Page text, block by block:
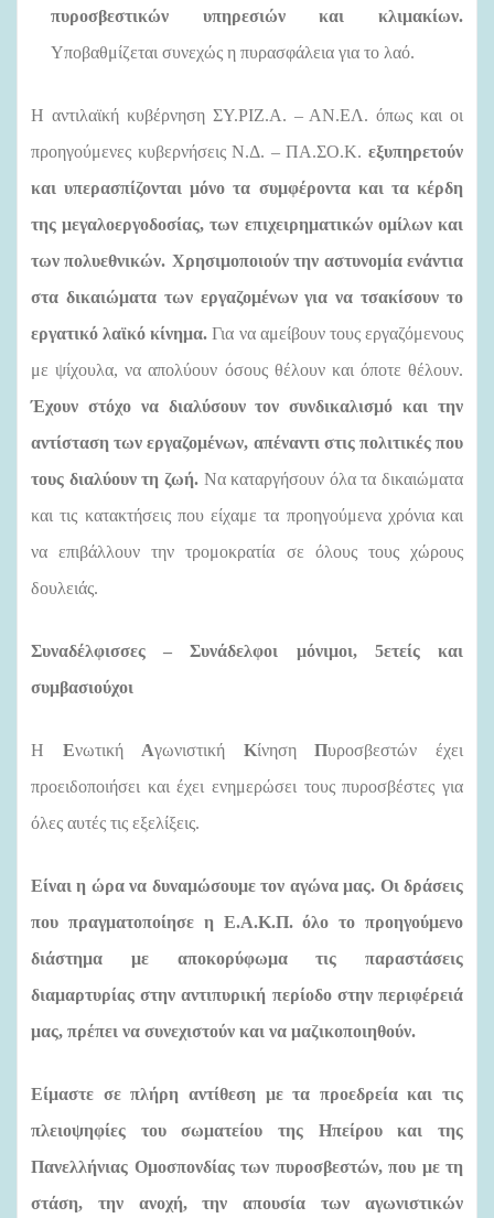
πυροσβεστικών υπηρεσιών και κλιμακίων.
Υποβαθμίζεται συνεχώς η πυρασφάλεια για το λαό.
Η αντιλαϊκή κυβέρνηση ΣΥ.ΡΙΖ.Α. – ΑΝ.ΕΛ. όπως και οι
προηγούμενες κυβερνήσεις Ν.Δ. – ΠΑ.ΣΟ.Κ. εξυπηρετούν
και υπερασπίζονται μόνο τα συμφέροντα και τα κέρδη
της μεγαλοεργοδοσίας, των επιχειρηματικών ομίλων και
των πολυεθνικών. Χρησιμοποιούν την αστυνομία ενάντια
στα δικαιώματα των εργαζομένων για να τσακίσουν το
εργατικό λαϊκό κίνημα. Για να αμείβουν τους εργαζόμενους
με ψίχουλα, να απολύουν όσους θέλουν και όποτε θέλουν.
Έχουν στόχο να διαλύσουν τον συνδικαλισμό και την
αντίσταση των εργαζομένων, απέναντι στις πολιτικές που
τους διαλύουν τη ζωή.Να καταργήσουν όλα τα δικαιώματα
και τις κατακτήσεις που είχαμε τα προηγούμενα χρόνια και
να επιβάλλουν την τρομοκρατία σε όλους τους χώρους
δουλειάς.
Συναδέλφισσες – Συνάδελφοι μόνιμοι, 5ετείς και
συμβασιούχοι
Η Ενωτική Αγωνιστική ΚίνησηΠυροσβεστών έχει
προειδοποιήσει και έχει ενημερώσει τους πυροσβέστες για
όλες αυτές τις εξελίξεις.
Είναι η ώρα να δυναμώσουμε τον αγώνα μας. Οι δράσεις
που πραγματοποίησε η Ε.Α.Κ.Π. όλο το προηγούμενο
διάστημα με αποκορύφωμα τις παραστάσεις
διαμαρτυρίας στην αντιπυρική περίοδο στην περιφέρειά
μας, πρέπει να συνεχιστούν και να μαζικοποιηθούν.
Είμαστε σε πλήρη αντίθεση με τα προεδρεία και τις
πλειοψηφίες του σωματείου της Ηπείρου και της
Πανελλήνιας Ομοσπονδίας των πυροσβεστών, που με τη
στάση, την ανοχή, την απουσία των αγωνιστικών